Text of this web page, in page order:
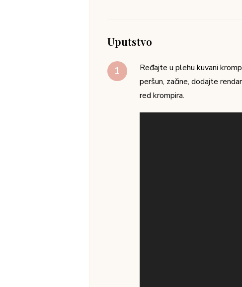
Uputstvo
Ređajte u plehu kuvani
peršun, začine, dodajte
red krompira.